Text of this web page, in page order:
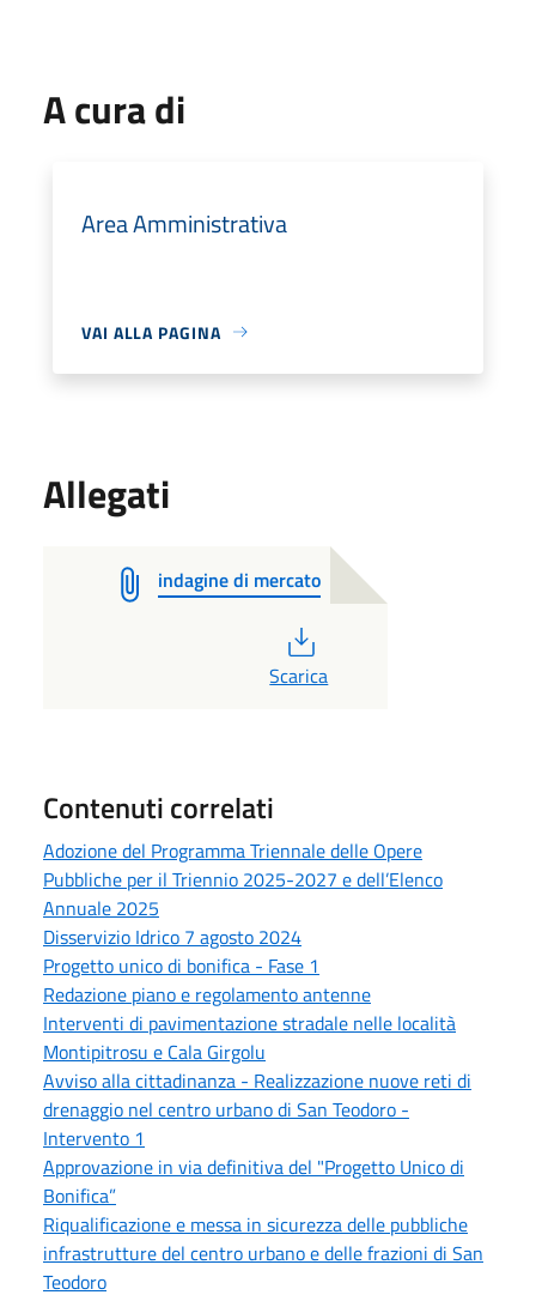
A cura di
Area Amministrativa
VAI ALLA PAGINA
Allegati
indagine di mercato
Scarica
Contenuti correlati
Adozione del Programma Triennale delle Opere
Pubbliche per il Triennio 2025-2027 e dell’Elenco
Annuale 2025
Disservizio Idrico 7 agosto 2024
Progetto unico di bonifica - Fase 1
Redazione piano e regolamento antenne
Interventi di pavimentazione stradale nelle località
Montipitrosu e Cala Girgolu
Avviso alla cittadinanza - Realizzazione nuove reti di
drenaggio nel centro urbano di San Teodoro -
Intervento 1
Approvazione in via definitiva del "Progetto Unico di
Bonifica”
Riqualificazione e messa in sicurezza delle pubbliche
infrastrutture del centro urbano e delle frazioni di San
Teodoro